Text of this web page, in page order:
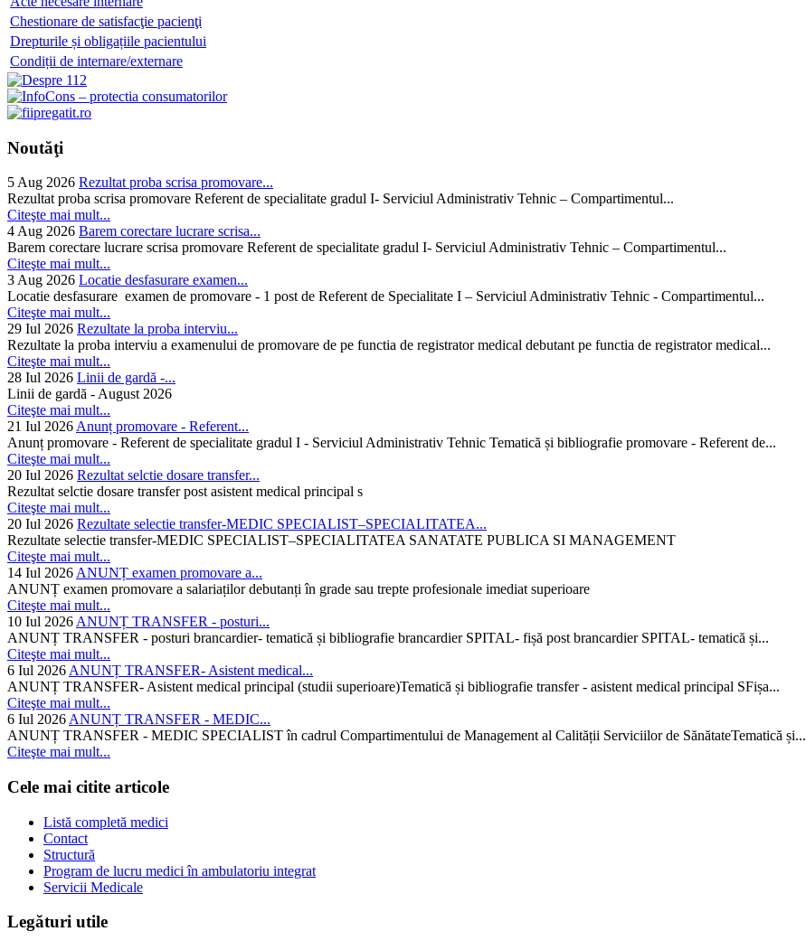
Chestionare de satisfacţie pacienţi
Drepturile și obligațiile pacientului
Condiții de internare/externare
Noutăţi
5 Aug 2026 Rezultat proba scrisa promovare...
Rezultat proba scrisa promovare Referent de specialitate gradul I- Serviciul Administrativ Tehnic – Compartimentul...
Citeşte mai mult...
4 Aug 2026 Barem corectare lucrare scrisa...
Barem corectare lucrare scrisa promovare Referent de specialitate gradul I- Serviciul Administrativ Tehnic – Compartimentul...
Citeşte mai mult...
3 Aug 2026 Locatie desfasurare examen...
Locatie desfasurare examen de promovare - 1 post de Referent de Specialitate I – Serviciul Administrativ Tehnic - Compartimentul...
Citeşte mai mult...
29 Iul 2026 Rezultate la proba interviu...
Rezultate la proba interviu a examenului de promovare de pe functia de registrator medical debutant pe functia de registrator medical...
Citeşte mai mult...
28 Iul 2026 Linii de gardă -...
Linii de gardă - August 2026
Citeşte mai mult...
21 Iul 2026 Anunț promovare - Referent...
Anunț promovare - Referent de specialitate gradul I - Serviciul Administrativ Tehnic Tematică și bibliografie promovare - Referent de...
Citeşte mai mult...
20 Iul 2026 Rezultat selctie dosare transfer...
Rezultat selctie dosare transfer post asistent medical principal s
Citeşte mai mult...
20 Iul 2026 Rezultate selectie transfer-MEDIC SPECIALIST–SPECIALITATEA...
Rezultate selectie transfer-MEDIC SPECIALIST–SPECIALITATEA SANATATE PUBLICA SI MANAGEMENT
Citeşte mai mult...
14 Iul 2026 ANUNȚ examen promovare a...
ANUNȚ examen promovare a salariaților debutanți în grade sau trepte profesionale imediat superioare
Citeşte mai mult...
10 Iul 2026 ANUNȚ TRANSFER - posturi...
ANUNȚ TRANSFER - posturi brancardier- tematică și bibliografie brancardier SPITAL- fișă post brancardier SPITAL- tematică și...
Citeşte mai mult...
6 Iul 2026 ANUNȚ TRANSFER- Asistent medical...
ANUNȚ TRANSFER- Asistent medical principal (studii superioare)Tematică și bibliografie transfer - asistent medical principal SFișa...
Citeşte mai mult...
6 Iul 2026 ANUNȚ TRANSFER - MEDIC...
ANUNȚ TRANSFER - MEDIC SPECIALIST în cadrul Compartimentului de Management al Calității Serviciilor de SănătateTematică și...
Citeşte mai mult...
Cele mai citite articole
Listă completă medici
Contact
Structură
Program de lucru medici în ambulatoriu integrat
Servicii Medicale
Legături utile